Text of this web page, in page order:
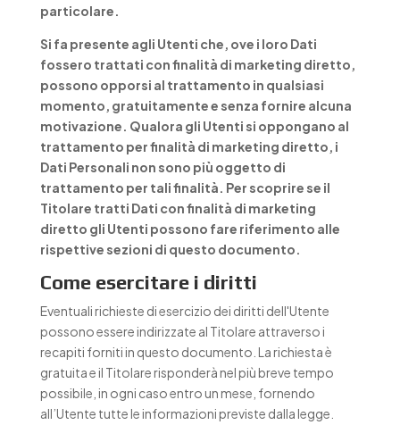
particolare.
Si fa presente agli Utenti che, ove i loro Dati
fossero trattati con finalità di marketing diretto,
possono opporsi al trattamento in qualsiasi
momento, gratuitamente e senza fornire alcuna
motivazione. Qualora gli Utenti si oppongano al
trattamento per finalità di marketing diretto, i
Dati Personali non sono più oggetto di
trattamento per tali finalità. Per scoprire se il
Titolare tratti Dati con finalità di marketing
diretto gli Utenti possono fare riferimento alle
rispettive sezioni di questo documento.
Come esercitare i diritti
Eventuali richieste di esercizio dei diritti dell'Utente
possono essere indirizzate al Titolare attraverso i
recapiti forniti in questo documento. La richiesta è
gratuita e il Titolare risponderà nel più breve tempo
possibile, in ogni caso entro un mese, fornendo
all’Utente tutte le informazioni previste dalla legge.